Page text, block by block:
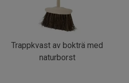
Trappkvast av bokträ med
naturborst